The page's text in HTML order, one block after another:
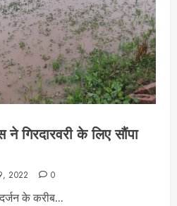
गिरदारवरी के लिए सौंपा
2022 0
के करीब...